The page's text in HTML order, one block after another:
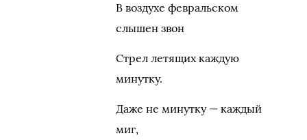
В воздухе февральском
слышен звон
Стрел летящих каждую
минутку.
Даже не минутку — каждый
миг,